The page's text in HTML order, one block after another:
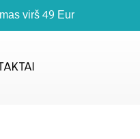
virš 49 Eur